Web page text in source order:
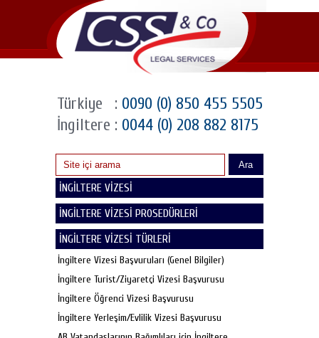
Türkiye : 0090 (0) 850 455 5505
İngiltere : 0044 (0) 208 882 8175
Ara
İNGİLTERE VİZESİ
İNGİLTERE VİZESİ PROSEDÜRLERİ
İNGİLTERE VİZESİ TÜRLERİ
İngiltere Vizesi Başvuruları (Genel Bilgiler)
İngiltere Turist/Ziyaretçi Vizesi Başvurusu
İngiltere Öğrenci Vizesi Başvurusu
İngiltere Yerleşim/Evlilik Vizesi Başvurusu